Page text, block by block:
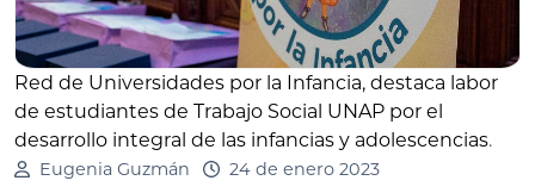
Red de Universidades por la Infancia, destaca labor
de estudiantes de Trabajo Social UNAP por el
desarrollo integral de las infancias y adolescencias.
Eugenia Guzmán 24 de enero 2023